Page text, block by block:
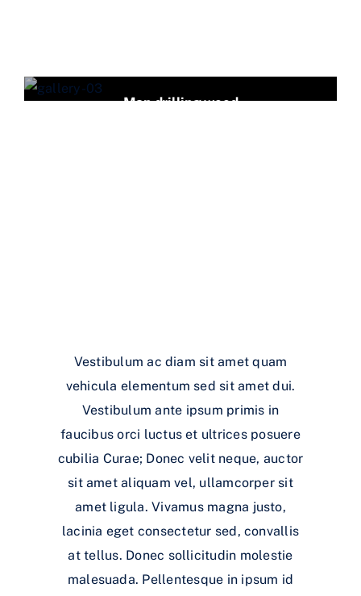
Man drilling wood
Vestibulum ac diam sit amet quam
vehicula elementum sed sit amet dui.
Vestibulum ante ipsum primis in
faucibus orci luctus et ultrices posuere
cubilia Curae; Donec velit neque, auctor
sit amet aliquam vel, ullamcorper sit
amet ligula. Vivamus magna justo,
lacinia eget consectetur sed, convallis
at tellus. Donec sollicitudin molestie
malesuada. Pellentesque in ipsum id